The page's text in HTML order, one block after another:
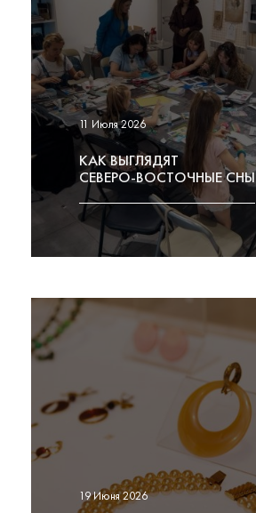
11 Июля 2026
КАК ВЫГЛЯДЯТ
СЕВЕРО-ВОСТОЧНЫЕ СНЫ
19 Июня 2026